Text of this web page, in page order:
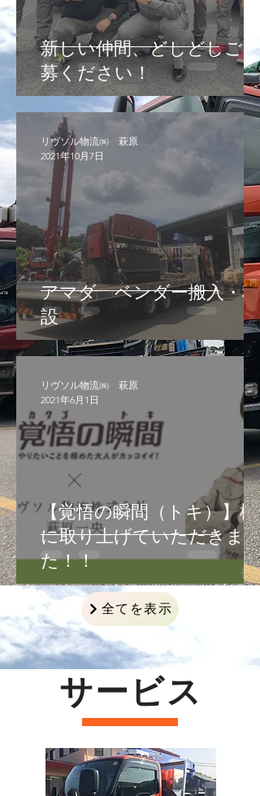
新しい仲間、どしどしご応
募ください！
アマダ ベンダー搬入・移
設
リヴソル物流㈱ 萩原
2021年10月7日
【覚悟の瞬間（トキ）】様
に取り上げていただきまし
た！！
リヴソル物流㈱ 萩原
2021年6月1日
全てを表示
サービス